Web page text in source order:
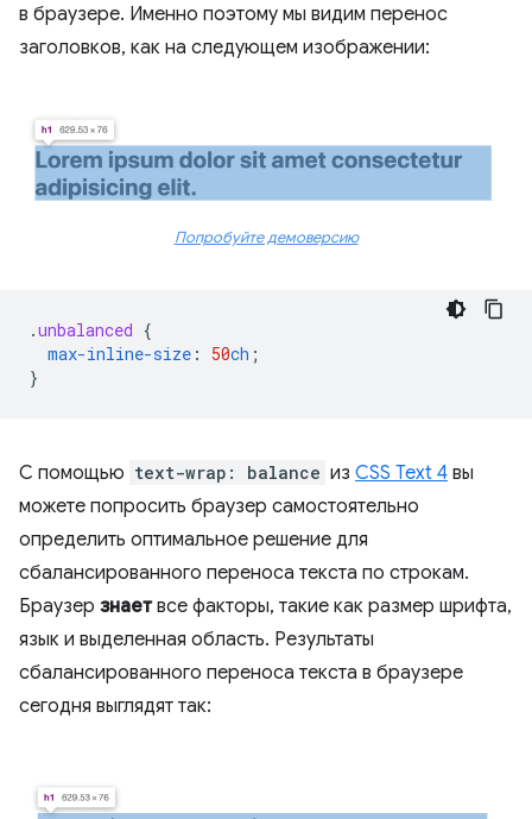
в браузере. Именно поэтому мы видим перенос
заголовков, как на следующем изображении:
Попробуйте демоверсию
.unbalanced {
max-inline-size : 50ch ;
}
С помощью text-wrap: balance из CSS Text 4 вы
можете попросить браузер самостоятельно
определить оптимальное решение для
сбалансированного переноса текста по строкам.
Браузер знаетвсе факторы, такие как размер шрифта,
язык и выделенная область. Результаты
сбалансированного переноса текста в браузере
сегодня выглядят так: